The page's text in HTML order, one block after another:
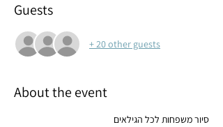
Guests
+ 20 other guests
About the event
סיור משפחות לכל הגילאים